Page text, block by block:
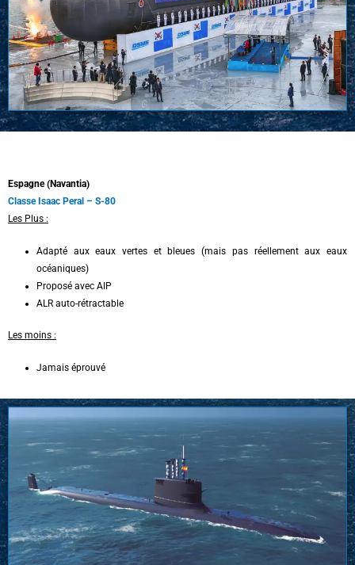
Espagne (Navantia)
Classe Isaac Peral – S-80
Les Plus :
Adapté aux eaux vertes et bleues (mais pas réellement aux eaux
océaniques)
Proposé avec AIP
ALR auto-rétractable
Les moins :
Jamais éprouvé